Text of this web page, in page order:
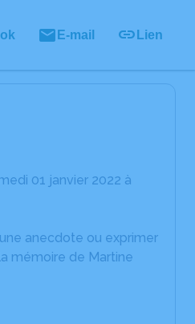
E-mail Lien
01 janvier 2022 à
anecdote ou exprimer
mémoire de Martine